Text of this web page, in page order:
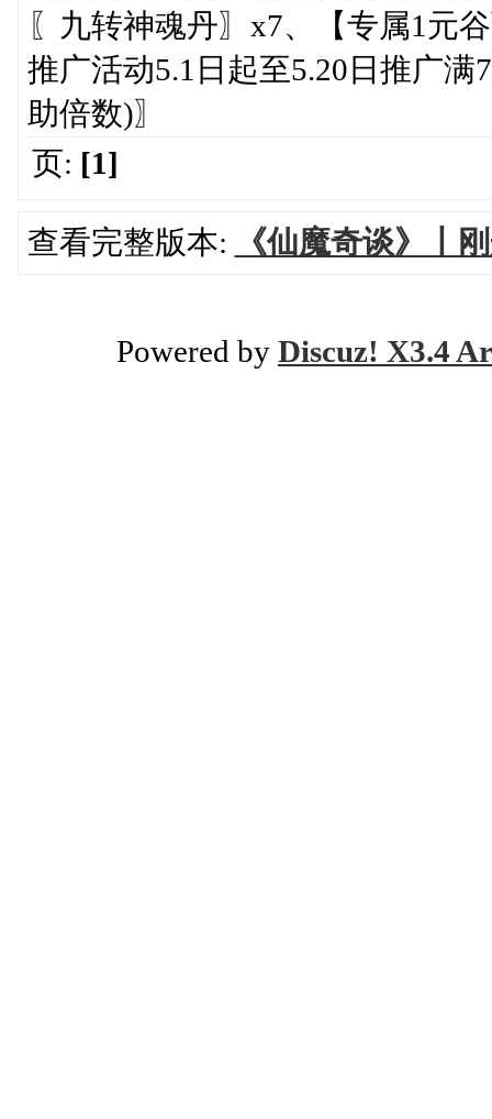
〖九转神魂丹〗x7、【专属1元
推广活动5.1日起至5.20日推广
助倍数)〗
页: [1]
查看完整版本: 《仙魔奇谈》丨
Powered by Discuz! X3.4